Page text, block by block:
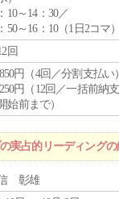
10～14：30／
50～16：10（1日2コマ）
回
円（4回／分割支払い
円（12回／一括前納
始前まで）
占的リーディング
彰雄